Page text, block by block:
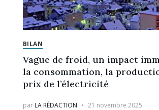
BILAN
Vague de froid, un impact
la consommation, la
prix de l’électricité
par LA RÉDACTION 21 novembre 2025